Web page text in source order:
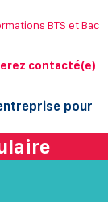
BTS et Bac
contacté(e)
pour